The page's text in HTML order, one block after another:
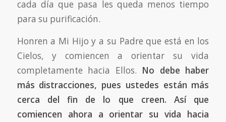
cada día que pasa les queda menos tiempo
para su purificación.
Honren a Mi Hijo y a su Padre que está en los
Cielos, y comiencen a orientar su vida
completamente hacia Ellos. No debe haber
más distracciones, pues ustedes están más
cerca del fin de lo que creen.
Así que
comiencen ahora a orientar su vida hacia